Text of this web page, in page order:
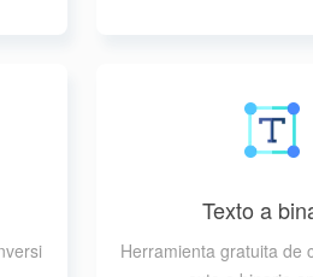
Texto a
Herramienta gratuita de